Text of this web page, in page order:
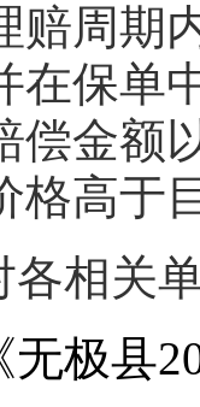
赔周期
在保单
偿金额
格高于
各相关
无极县